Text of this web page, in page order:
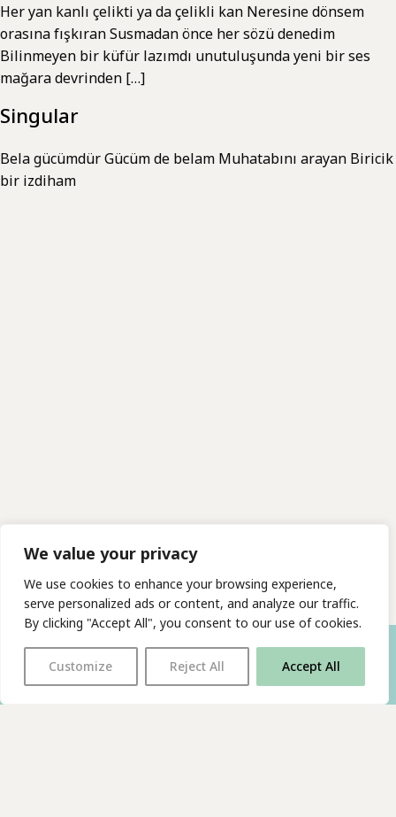
We value your privacy
We use cookies to enhance your browsing experience,
serve personalized ads or content, and analyze our traffic.
By clicking "Accept All", you consent to our use of cookies.
Customize Reject All Accept All
Her yan kanlı çelikti ya da çelikli kan Neresine dönsem
orasına fışkıran Susmadan önce her sözü denedim
Bilinmeyen bir küfür lazımdı unutuluşunda yeni bir ses
mağara devrinden […]
Singular
Bela gücümdür Gücüm de belam Muhatabını arayan Biricik
bir izdiham